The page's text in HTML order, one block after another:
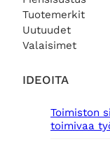
Tuotemerkit
Uutuudet
Valaisimet
IDEOITA
Toimiston
toimivaa